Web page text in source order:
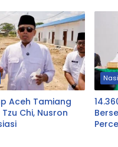
Aceh Tamiang
Chi, Nusron